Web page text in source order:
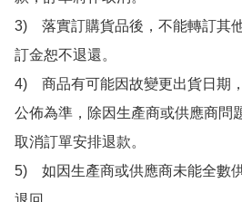
3)　落實訂購貨品後，不能轉訂其
訂金恕不退還。
4)　商品有可能因故變更出貨日期
公佈為準，除因生產商或供應商問
取消訂單安排退款。
5)　如因生產商或供應商未能全數